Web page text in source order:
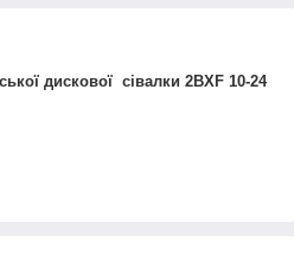
дискової сівалки 2BXF 10-24